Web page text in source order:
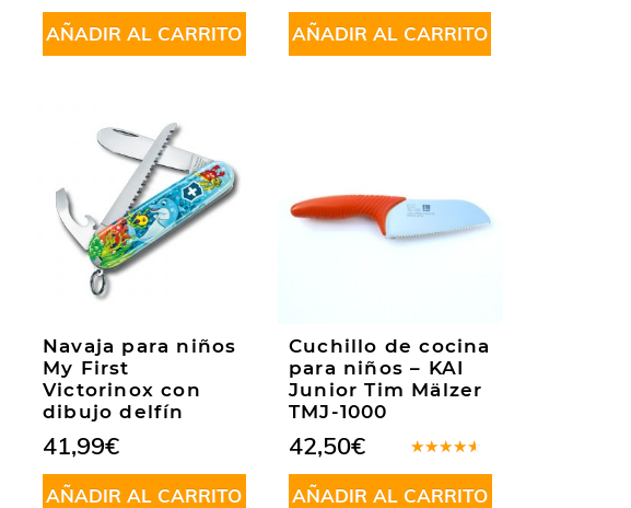
AÑADIR AL CARRITO AÑADIR AL CARRITO
Navaja para niños
My First
Victorinox con
dibujo delfín
41,99€
AÑADIR AL CARRITO
Cuchillo de cocina
para niños – KAI
Junior Tim Mälzer
TMJ-1000
en4.00
de 5
42,50€
AÑADIR AL CARRITO